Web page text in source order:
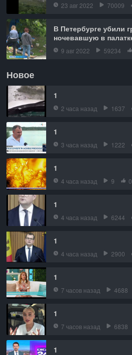
23 авг 2022 70009
В Петербурге убили
ночевавшую в
9 авг 2022 59234
Новое
1
2 часа назад 1637
1
3 часа назад 1222
1
4 часа назад 9 0
1
4 часа назад 6244
1
4 часа назад 2900
1
7 часов назад 4688
1
7 часов назад 6838
1